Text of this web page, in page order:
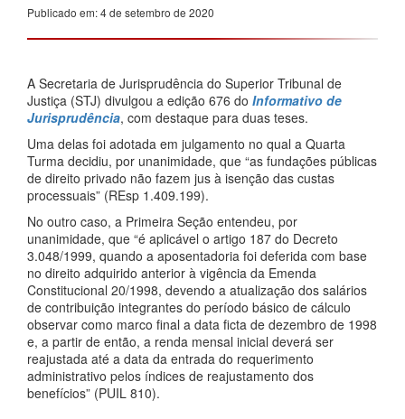
Publicado em: 4 de setembro de 2020
A Secretaria de Jurisprudência do Superior Tribunal de
Justiça (STJ) divulgou a edição 676 do Informativo de
Jurisprudência, com destaque para duas teses.
Uma delas foi adotada em julgamento no qual a Quarta
Turma decidiu, por unanimidade, que “as fundações públicas
de direito privado não fazem jus à isenção das custas
processuais” (REsp 1.409.199).
No outro caso, a Primeira Seção entendeu, por
unanimidade, que “é aplicável o artigo 187 do Decreto
3.048/1999, quando a aposentadoria foi deferida com base
no direito adquirido anterior à vigência da Emenda
Constitucional 20/1998, devendo a atualização dos salários
de contribuição integrantes do período básico de cálculo
observar como marco final a data ficta de dezembro de 1998
e, a partir de então, a renda mensal inicial deverá ser
reajustada até a data da entrada do requerimento
administrativo pelos índices de reajustamento dos
benefícios” (PUIL 810).